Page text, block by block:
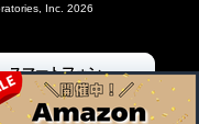
Inc. 2026
スマートフォン